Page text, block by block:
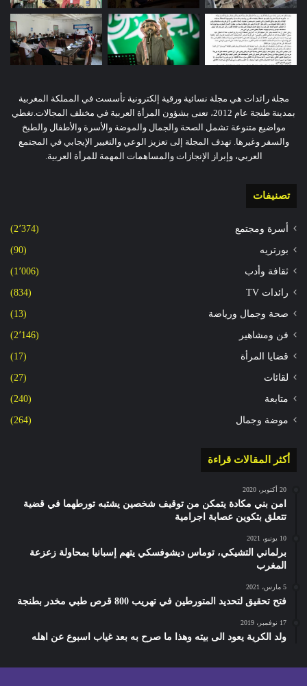
مجلة رائدات هي مجلة نسائية ورقية إلكترونية تأسست في المملكة المغربية
بمدينة طنجة عام 2012، تعنى بشؤون المرأة العربية في مختلف المجالات.تغطي
مواضيع متنوعة تشمل الصحة والجمال والموضة والأسرة والأطفال والطبخ
والسفر وغيرها. تهدف المجلة إلى تعزيز الوعي والتغيير الإيجابي في المجتمع
العربي، وإبراز الإنجازات والمساهمات المهمة للمرأة العربية.
تصنيفات
أسرة ومجتمع (2٬374)
بورتريه (90)
ثقافة وأدب (1٬006)
رائدات TV (834)
صحة وجمال ورياضة (13)
فن ومشاهير (2٬146)
قضايا المرأة (17)
لقائات (27)
متابعة (240)
موضة وجمال (264)
أكثر المقالات قراءة
20 أكتوبر، 2020
امن بني مكادة يتمكن من توقيف شخصين يشتبه تورطهما في قضية
تتعلق بتكوين عصابة اجرامية
10 يونيو، 2021
برلماني التشيكي، توماس ديشوفسكي يتهم إسبانيا بمحاولة زعزعة
المغرب
5 مارس، 2021
فتح تحقيق لتحديد المتورطين في تهريب 800 قرص طبي مخدر بطنجة
17 نوفمبر، 2019
ولد الكرية يعود الى بيته وهذا ما صرح به بعد غياب اسبوع عن اهله